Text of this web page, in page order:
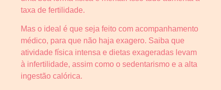
taxa de fertilidade.
Mas o ideal é que seja feito com acompanhamento
médico, para que não haja exagero. Saiba que
atividade física intensa e dietas exageradas levam
à infertilidade, assim como o sedentarismo e a alta
ingestão calórica.